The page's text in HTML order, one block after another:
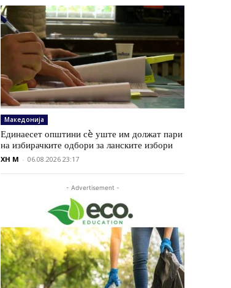
Македонија
Единаесет општини сè уште им должат пари
на избирачките одбори за ланските избори
XH M - 06.08.2026 23:17
- Advertisement -